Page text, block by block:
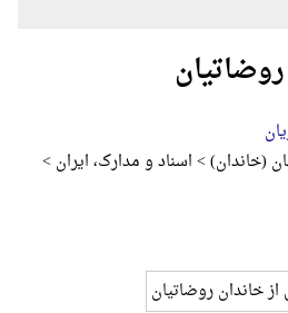
(خاندان) > اسناد و مدارک، ایران >